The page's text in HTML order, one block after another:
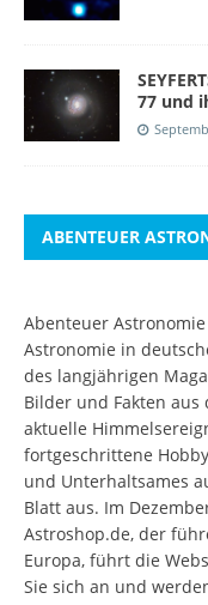
77 und
ABENTEUER
Abenteuer
Astronomie in
des langjährigen
Bilder und Fakten
aktuelle
fortgeschrittene
und Unterhaltsames
Blatt aus. Im
Astroshop.de, der
Europa, führt die
Sie sich an und